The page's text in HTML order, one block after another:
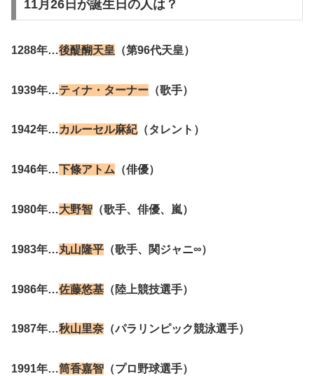
11月26日が誕生日の人は？
1288年…後醍醐天皇 （第96代天皇）
1939年…ティナ・ターナー （歌手）
1942年…カルーセル麻紀（タレント）
1946年…下條アトム （俳優）
1980年…大野智 （歌手、俳優、嵐）
1983年…丸山隆平 （歌手、関ジャニ∞）
1986年…佐藤悠基 （陸上競技選手）
1987年…秋山里奈 （パラリンピック競泳選手）
1991年…筒香嘉智 （プロ野球選手）